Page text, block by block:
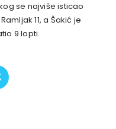
se najviše isticao
11, a Šakić je
9 lopti.